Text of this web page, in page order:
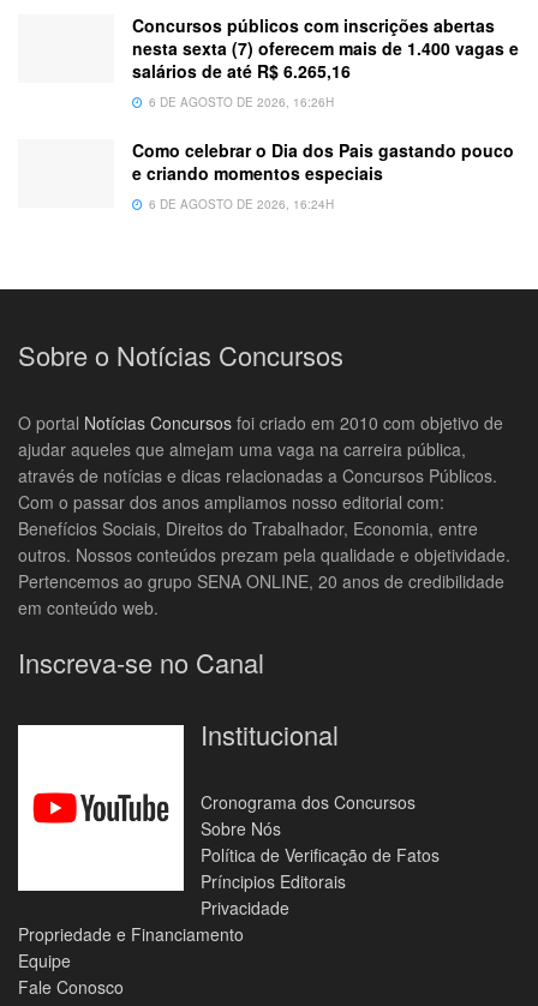
Concursos públicos com inscrições abertas
nesta sexta (7) oferecem mais de 1.400 vagas e
salários de até R$ 6.265,16
6 DE AGOSTO DE 2026, 16:26H
Como celebrar o Dia dos Pais gastando pouco
e criando momentos especiais
6 DE AGOSTO DE 2026, 16:24H
Sobre o Notícias Concursos
O portal Notícias Concursos foi criado em 2010 com objetivo de
ajudar aqueles que almejam uma vaga na carreira pública,
através de notícias e dicas relacionadas a Concursos Públicos.
Com o passar dos anos ampliamos nosso editorial com:
Benefícios Sociais, Direitos do Trabalhador, Economia, entre
outros. Nossos conteúdos prezam pela qualidade e objetividade.
Pertencemos ao grupo SENA ONLINE, 20 anos de credibilidade
em conteúdo web.
Inscreva-se no Canal
Institucional
Cronograma dos Concursos
Sobre Nós
Política de Verificação de Fatos
Príncipios Editorais
Privacidade
Propriedade e Financiamento
Equipe
Fale Conosco